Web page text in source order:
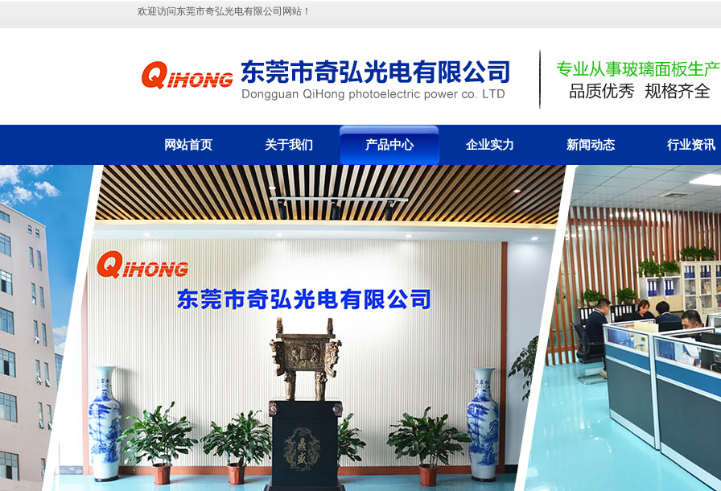
欢迎访问东莞市奇弘光电有限公司网站！
网站首页 关于我们 产品中心 企业实力 新闻动态 行业资讯